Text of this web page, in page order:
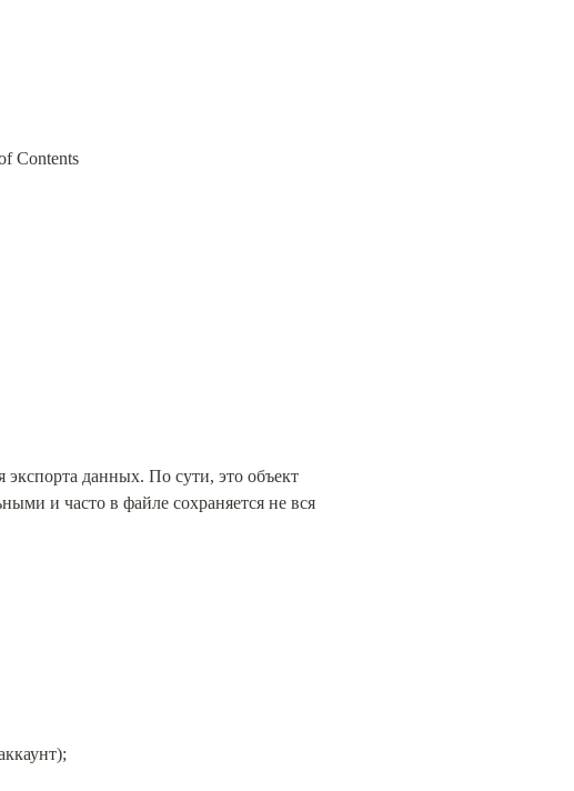
Contents
данных. По сути, это объект
и часто в файле сохраняется не вся